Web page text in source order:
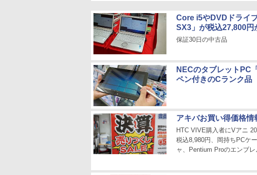
Core i5やDVDドライ
SX3」が税込27,800円
保証30日の中古品
NECのタブレットPC
ペン付きのCランク品
アキバお買い得価格情
HTC VIVE購入者にVアニ
税込8,980円、岡持ちPCケ
ャ、Pentium Proのエンブ